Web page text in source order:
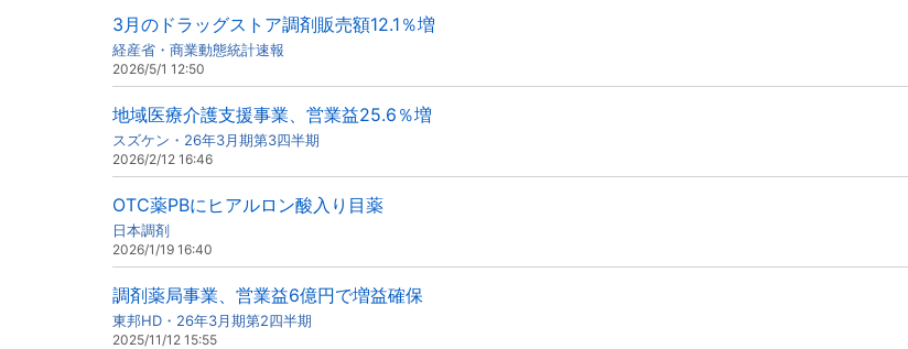
3月のドラッグストア調剤販売額12.1％増
経産省・商業動態統計速報
2026/5/1 12:50
地域医療介護支援事業、営業益25.6％増
スズケン・26年3月期第3四半期
2026/2/12 16:46
OTC薬PBにヒアルロン酸入り目薬
日本調剤
2026/1/19 16:40
調剤薬局事業、営業益6億円で増益確保
東邦HD・26年3月期第2四半期
2025/11/12 15:55